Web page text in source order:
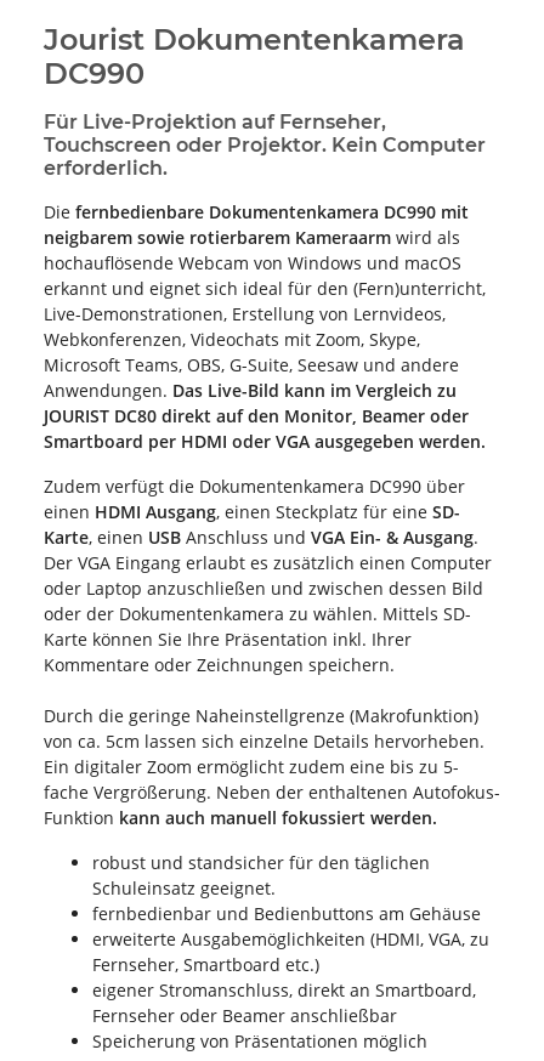
Jourist Dokumentenkamera
DC990
Für Live-Projektion auf Fernseher,
Touchscreen oder Projektor. Kein Computer
erforderlich.
Die fernbedienbare Dokumentenkamera DC990 mit
neigbarem sowie rotierbarem Kameraarm wird als
hochauflösende Webcam von Windows und macOS
erkannt und eignet sich ideal für den (Fern)unterricht,
Live-Demonstrationen, Erstellung von Lernvideos,
Webkonferenzen, Videochats mit Zoom, Skype,
Microsoft Teams, OBS, G-Suite, Seesaw und andere
Anwendungen. Das Live-Bild kann im Vergleich zu
JOURIST DC80 direkt auf den Monitor, Beamer oder
Smartboard per HDMI oder VGA ausgegeben werden.
Zudem verfügt die Dokumentenkamera DC990 über
einen HDMI Ausgang, einen Steckplatz für eine SD-
Karte, einen USB Anschluss und VGA Ein- & Ausgang.
Der VGA Eingang erlaubt es zusätzlich einen Computer
oder Laptop anzuschließen und zwischen dessen Bild
oder der Dokumentenkamera zu wählen. Mittels SD-
Karte können Sie Ihre Präsentation inkl. Ihrer
Kommentare oder Zeichnungen speichern.
Durch die geringe Naheinstellgrenze (Makrofunktion)
von ca. 5cm lassen sich einzelne Details hervorheben.
Ein digitaler Zoom ermöglicht zudem eine bis zu 5-
fache Vergrößerung. Neben der enthaltenen Autofokus-
Funktion kann auch manuell fokussiert werden.
robust und standsicher für den täglichen
Schuleinsatz geeignet.
fernbedienbar und Bedienbuttons am Gehäuse
erweiterte Ausgabemöglichkeiten (HDMI, VGA, zu
Fernseher, Smartboard etc.)
eigener Stromanschluss, direkt an Smartboard,
Fernseher oder Beamer anschließbar
Speicherung von Präsentationen möglich